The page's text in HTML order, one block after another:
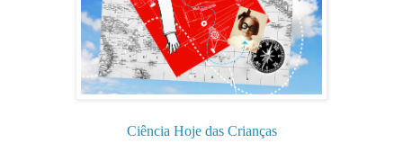
Ciência Hoje das Crianças